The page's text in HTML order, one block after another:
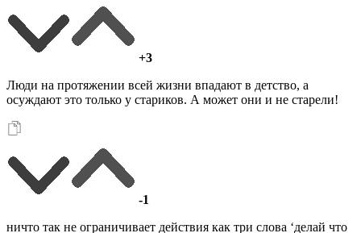
+3
Люди на протяжении всей жизни впадают в детство, а
осуждают это только у стариков. А может они и не старели!
-1
ничто так не ограничивает действия как три слова ‘делай что